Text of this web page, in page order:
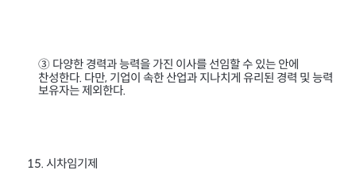
③ 다양한 경력과 능력을 가진 이사를 선임할 수 있는 안에
찬성한다. 다만, 기업이 속한 산업과 지나치게 유리된 경력 및 능력
보유자는 제외한다.
15. 시차임기제